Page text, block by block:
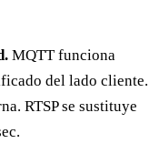
MQTT funciona
del lado cliente.
RTSP se sustituye